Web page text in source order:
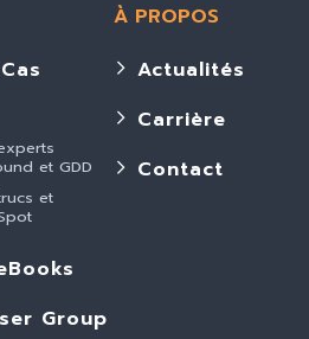
et GDD
et
Group
À PROPOS
Actualités
Carrière
Contact